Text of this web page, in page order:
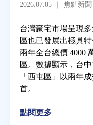
2026.07.05 ｜ 焦點新聞
台灣豪宅市場呈現
區也已發展出極具
兩年全台總價 4000
區。數據顯示，台
「西屯區」以兩年
首。
點閱更多